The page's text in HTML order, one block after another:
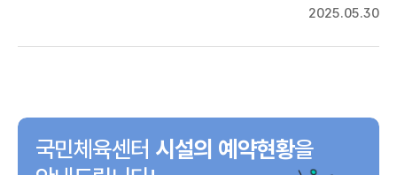
2025.05.30
국민체육센터 시설의 예약현황을